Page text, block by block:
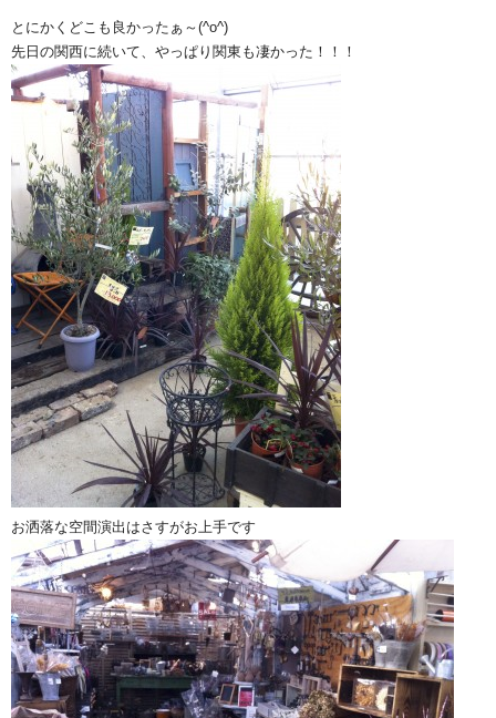
とにかくどこも良かったぁ～(^o^)
先日の関西に続いて、やっぱり関東も凄かった！！！
お洒落な空間演出はさすがお上手です